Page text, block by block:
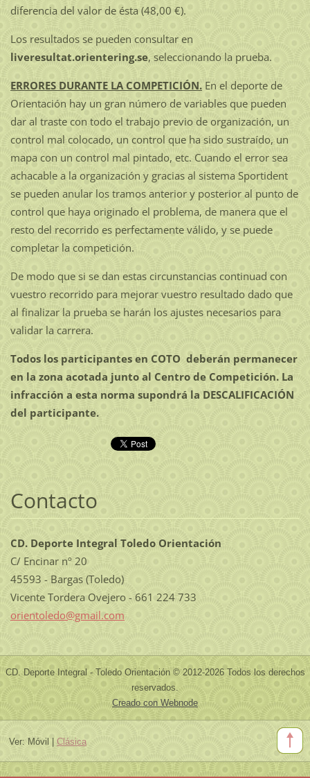
diferencia del valor de ésta (48,00 €).
Los resultados se pueden consultar en
liveresultat.orientering.se, seleccionando la prueba.
ERRORES DURANTE LA COMPETICIÓN.En el deporte de
Orientación hay un gran número de variables que pueden
dar al traste con todo el trabajo previo de organización, un
control mal colocado, un control que ha sido sustraído, un
mapa con un control mal pintado, etc. Cuando el error sea
achacable a la organización y gracias al sistema Sportident
se pueden anular los tramos anterior y posterior al punto de
control que haya originado el problema, de manera que el
resto del recorrido es perfectamente válido, y se puede
completar la competición.
De modo que si se dan estas circunstancias continuad con
vuestro recorrido para mejorar vuestro resultado dado que
al finalizar la prueba se harán los ajustes necesarios para
validar la carrera.
Todos los participantes en COTO deberán permanecer
en la zona acotada junto al Centro de Competición. La
infracción a esta norma supondrá la DESCALIFICACIÓN
del participante.
Contacto
CD. Deporte Integral Toledo Orientación
C/ Encinar nº 20
45593 - Bargas (Toledo)
Vicente Tordera Ovejero - 661 224 733
orientoledo@gmail.com
CD. Deporte Integral - Toledo Orientación © 2012-2026 Todos los derechos
reservados.
Creado con Webnode
Ver: Móvil | Clásica